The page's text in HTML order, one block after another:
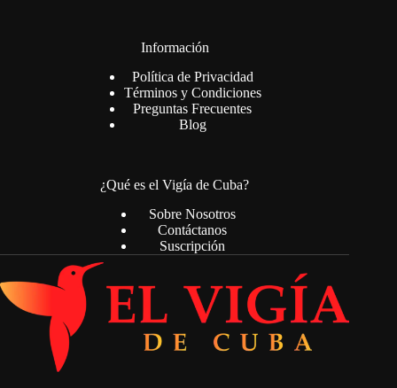
Información
Política de Privacidad
Términos y Condiciones
Preguntas Frecuentes
Blog
¿Qué es el Vigía de Cuba?
Sobre Nosotros
Contáctanos
Suscripción